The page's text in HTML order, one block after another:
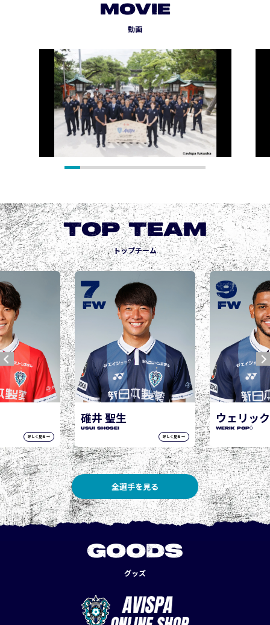
MOVIE
動画
TOP TEAM
トップチーム
詳しく見る →
ウェリック ポポ
WERIK POPÓ
詳しく見る →
9
FW
城後 寿
JOGO Hisashi
10
FW
全選手を見る
GOODS
グッズ